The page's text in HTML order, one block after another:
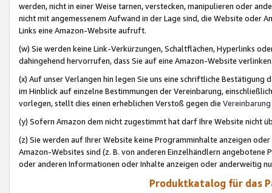
werden, nicht in einer Weise tarnen, verstecken, manipulieren oder
nicht mit angemessenem Aufwand in der Lage sind, die Website oder
Links eine Amazon-Website aufruft.
(w) Sie werden keine Link-Verkürzungen, Schaltflächen, Hyperlinks
dahingehend hervorrufen, dass Sie auf eine Amazon-Website
(x) Auf unser Verlangen hin legen Sie uns eine schriftliche
im Hinblick auf einzelne Bestimmungen der Vereinbarung,
vorlegen, stellt dies einen erheblichen Verstoß gegen die Vereinbarung
(y) Sofern Amazon dem nicht zugestimmt hat darf Ihre Website nicht
(z) Sie werden auf Ihrer Website keine Programminhalte anzeigen
Amazon-Websites sind (z. B. von anderen Einzelhändlern
oder anderen Informationen oder Inhalte anzeigen oder anderweitig
Produktkatalog für das